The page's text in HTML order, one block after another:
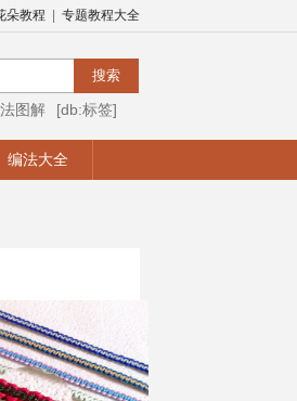
朵教程 专题教程大全
图解
[db:标签]
编法大全